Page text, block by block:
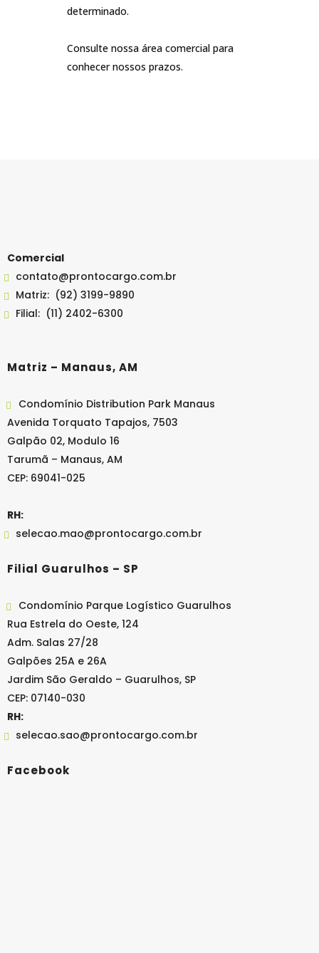
determinado.
Consulte nossa área comercial para
conhecer nossos prazos.
Comercial
contato@prontocargo.com.br
Matriz: (92) 3199-9890
Filial: (11) 2402-6300
Matriz – Manaus, AM
Condomínio Distribution Park Manaus
Avenida Torquato Tapajos, 7503
Galpão 02, Modulo 16
Tarumã – Manaus, AM
CEP: 69041-025
RH:
selecao.mao@prontocargo.com.br
Filial Guarulhos – SP
Condomínio Parque Logístico Guarulhos
Rua Estrela do Oeste, 124
Adm. Salas 27/28
Galpões 25A e 26A
Jardim São Geraldo – Guarulhos, SP
CEP: 07140-030
RH:
selecao.sao@prontocargo.com.br
Facebook